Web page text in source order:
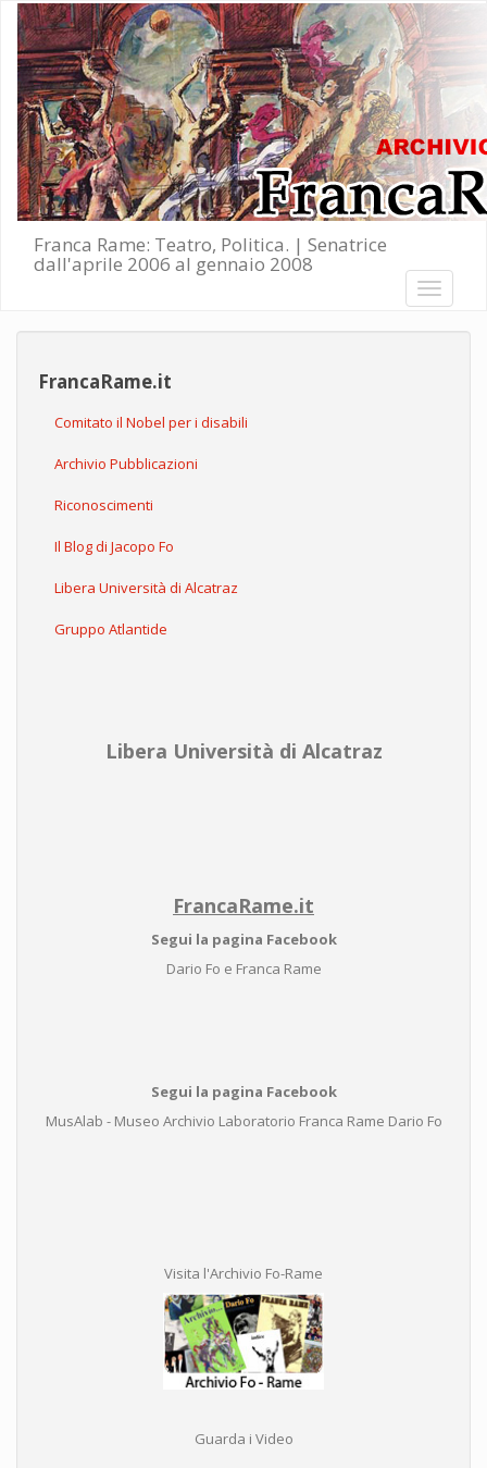
Salta al contenuto principale
Franca Rame: Teatro, Politica. | Senatrice
dall'aprile 2006 al gennaio 2008
Toggle
FrancaRame.it
Comitato il Nobel per i disabili
Archivio Pubblicazioni
Riconoscimenti
Il Blog di Jacopo Fo
Libera Università di Alcatraz
Gruppo Atlantide
Libera Università di Alcatraz
FrancaRame.it
Segui la pagina Facebook
Dario Fo e Franca Rame
Segui la pagina Facebook
MusAlab - Museo Archivio Laboratorio Franca Rame Dario Fo
Visita l'Archivio Fo-Rame
Guarda i Video